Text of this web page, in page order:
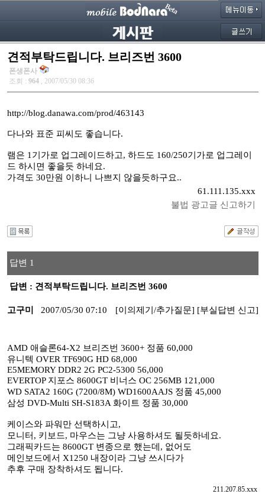
견적부탁드립니다. 브리즈번 3600
폰생폰사
조회 : 964 , 2007/05/30 08:36
http://blog.danawa.com/prod/463143
다나와 표준 피씨도 좋습니다.
램은 1기가로 업그레이드하고, 하드도 160/250기가로 업그레이
드 하시면 좋을듯 하네요.
가격도 30만원 이하니 나쁘지 않을듯하구요..
61.111.135.xxx
불법 광고글 신고하기
답변 1
답변 : 견적부탁드립니다. 브리즈번 3600
고구미 2007/05/30 07:10 [이의제기/추가질문] [부실답변 신고]
AMD 애슬론64-X2 브리즈번 3600+ 정품 60,000
유니텍 OVER TF690G HD 68,000
E5MEMORY DDR2 2G PC2-5300 56,000
EVERTOP 지포스 8600GT 비너스 OC 256MB 121,000
WD SATA2 160G (7200/8M) WD1600AAJS 정품 45,000
삼성 DVD-Multi SH-S183A 화이트 정품 30,000
케이스와 파워만 선택하시고,
모니터, 키보드, 마우스는 그냥 사용하셔도 될듯하네요.
그래픽카드는 8600GT 변종으로 했는데, 없어도
메인보드에서 X1250 내장이라 그냥 쓰시다가
추후 구매 장착하셔도 됩니다.
211.207.85.xxx